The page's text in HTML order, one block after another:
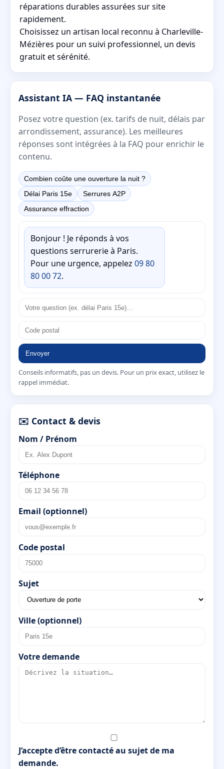
réparations durables assurées sur site
rapidement.
Choisissez un artisan local reconnu à Charleville-
Mézières pour un suivi professionnel, un devis
gratuit et sérénité.
Assistant IA — FAQ instantanée
Posez votre question (ex. tarifs de nuit, délais par
arrondissement, assurance). Les meilleures
réponses sont intégrées à la FAQ pour enrichir le
contenu.
Combien coûte une ouverture la nuit ?
Délai Paris 15e
Serrures A2P
Assurance effraction
Bonjour ! Je réponds à vos
questions serrurerie à Paris.
Pour une urgence, appelez 09 80
80 00 72.
Envoyer
Conseils informatifs, pas un devis. Pour un prix exact, utilisez le
rappel immédiat.
✉️ Contact & devis
Nom / Prénom
Téléphone
Email (optionnel)
Code postal
Sujet
Ville (optionnel)
Votre demande
J’accepte d’être contacté au sujet de ma
demande.